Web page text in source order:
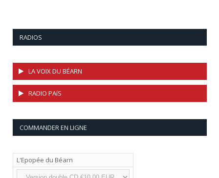
RADIOS
LA VOIX DU BÉARN
RADIO PAíS
COMMANDER EN LIGNE
L'Epopée du Béarn